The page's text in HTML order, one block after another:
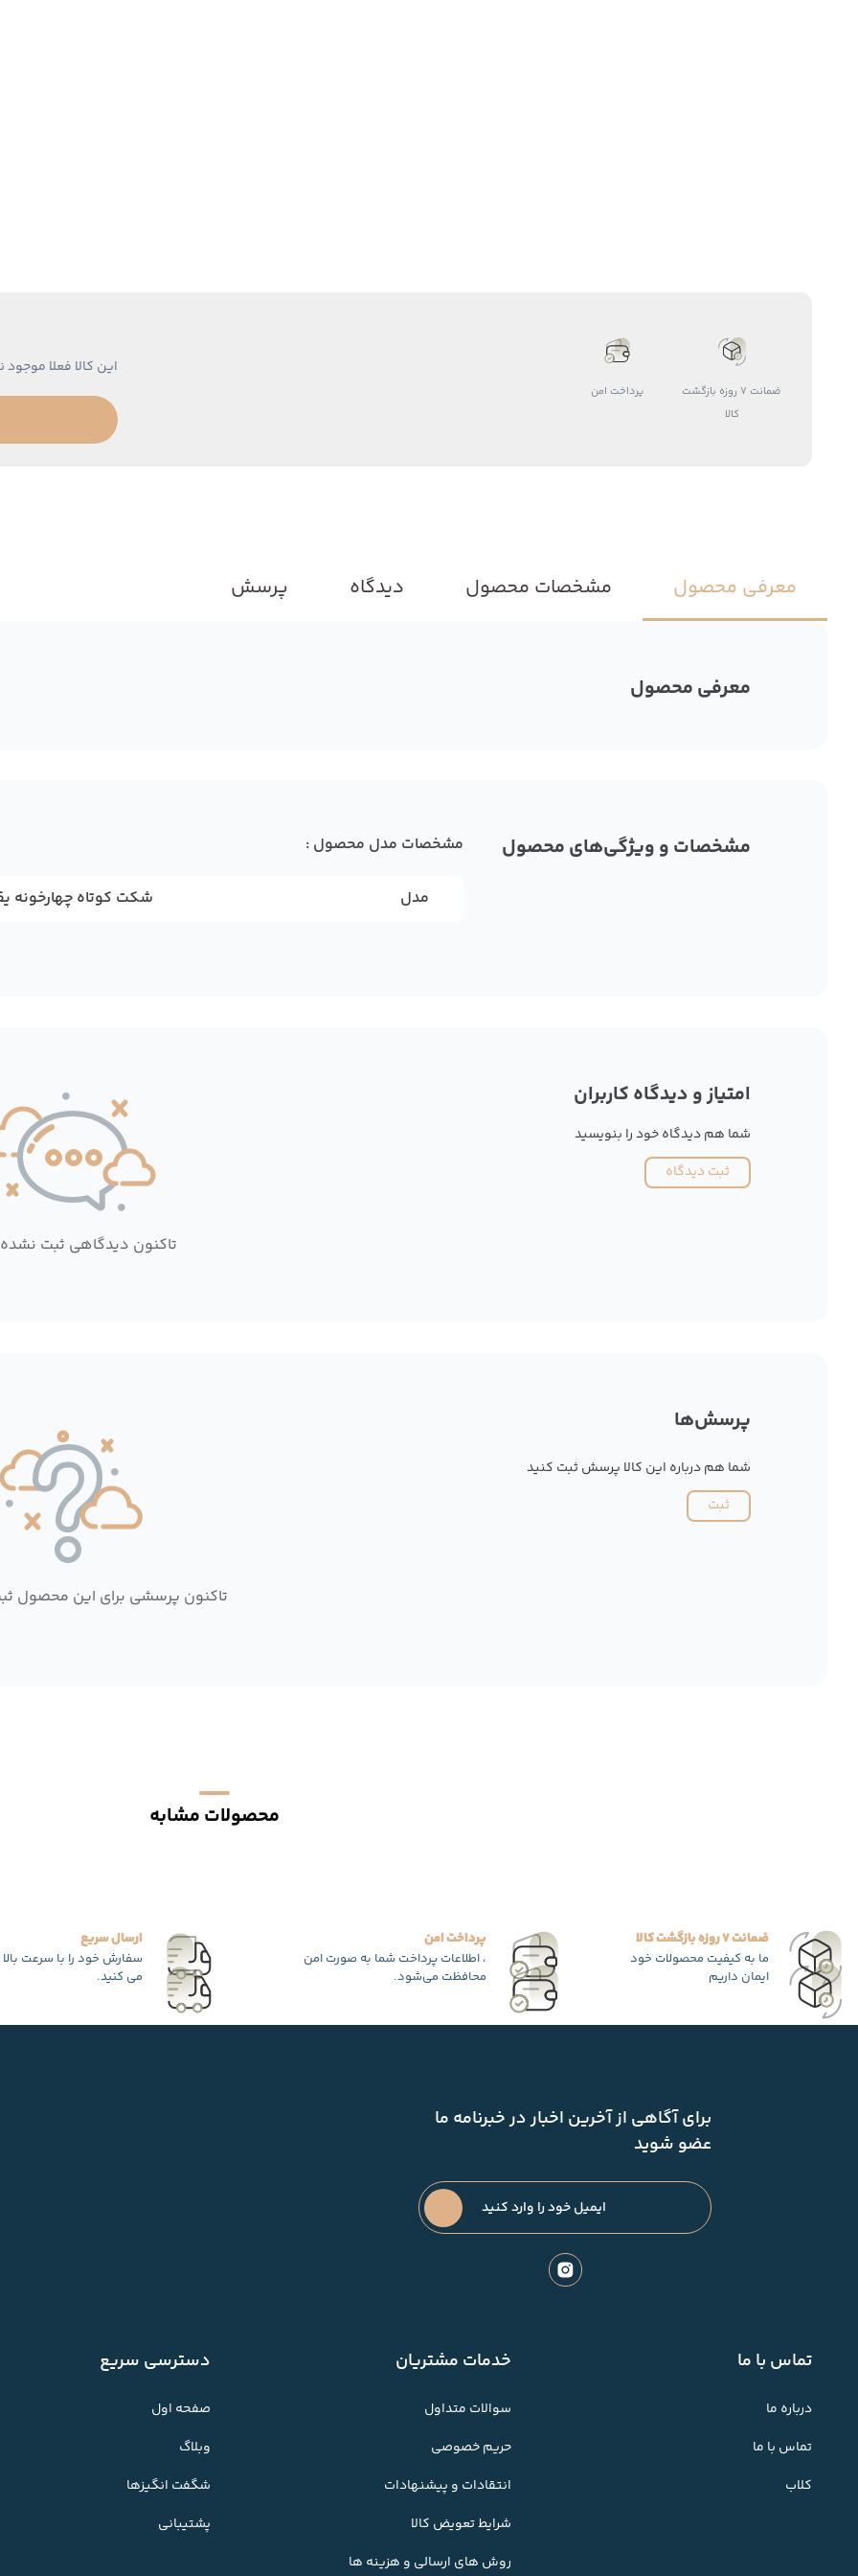
ضمانت 7 روزه بازگشت
کالا
پرداخت امن
این کالا فعلا
معرفی محصول مشخصات محصول دیدگاه پرسش
معرفی محصول
مشخصات و ویژگی‌های محصول مشخصات مدل محصول :
مدل شکت کوتاه چهارخونه
امتیاز و دیدگاه کاربران
شما هم دیدگاه خود را بنویسید
ثبت دیدگاه
تاکنون دیدگاهی ثبت
پرسش‌ها
شما هم درباره این کالا پرسش ثبت کنید
ثبت
تاکنون پرسشی برای این محصول
محصولات مشابه
ضمانت 7 روزه بازگشت کالا
ما به کیفیت محصولات خود
ایمان داریم
پرداخت امن
، اطلاعات پرداخت شما به صورت امن
محافظت می‌شود.
ارسال سریع
سفارش خود را با سرعت
می کنید.
برای آگاهی از آخرین اخبار در خبرنامه ما
عضو شوید
تماس با ما
درباره ما
تماس با ما
کلاب
خدمات مشتریان
سوالات متداول
حریم خصوصی
انتقادات و پیشنهادات
شرایط تعویض کالا
روش های ارسالی و هزینه ها
دسترسی سریع
صفحه اول
وبلاگ
شگفت انگیزها
پشتیبانی